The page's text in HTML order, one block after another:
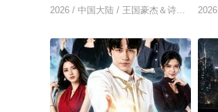
2026 / 中国大陆 / 王国豪杰＆诗语＆梁辰